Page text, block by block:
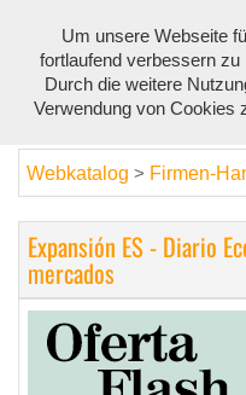
Webkatalog > Firmen-
Expansión ES - Diario
mercados
Um unsere Webseite
fortlaufend verbessern
Durch die weitere
Verwendung von Cookies